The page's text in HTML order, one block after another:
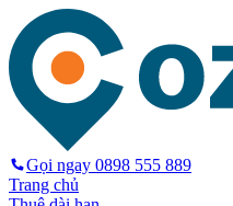
Gọi ngay 0898 555 889
Trang chủ